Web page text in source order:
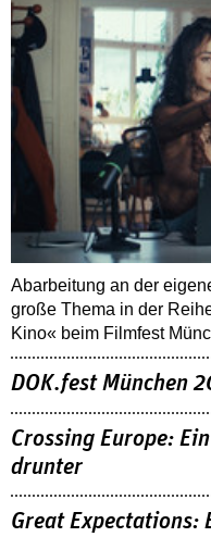
Abarbeitung an der
große Thema in der
Kino« beim Filmfest
DOK.fest München
Crossing Europe:
drunter
Great Expectations: